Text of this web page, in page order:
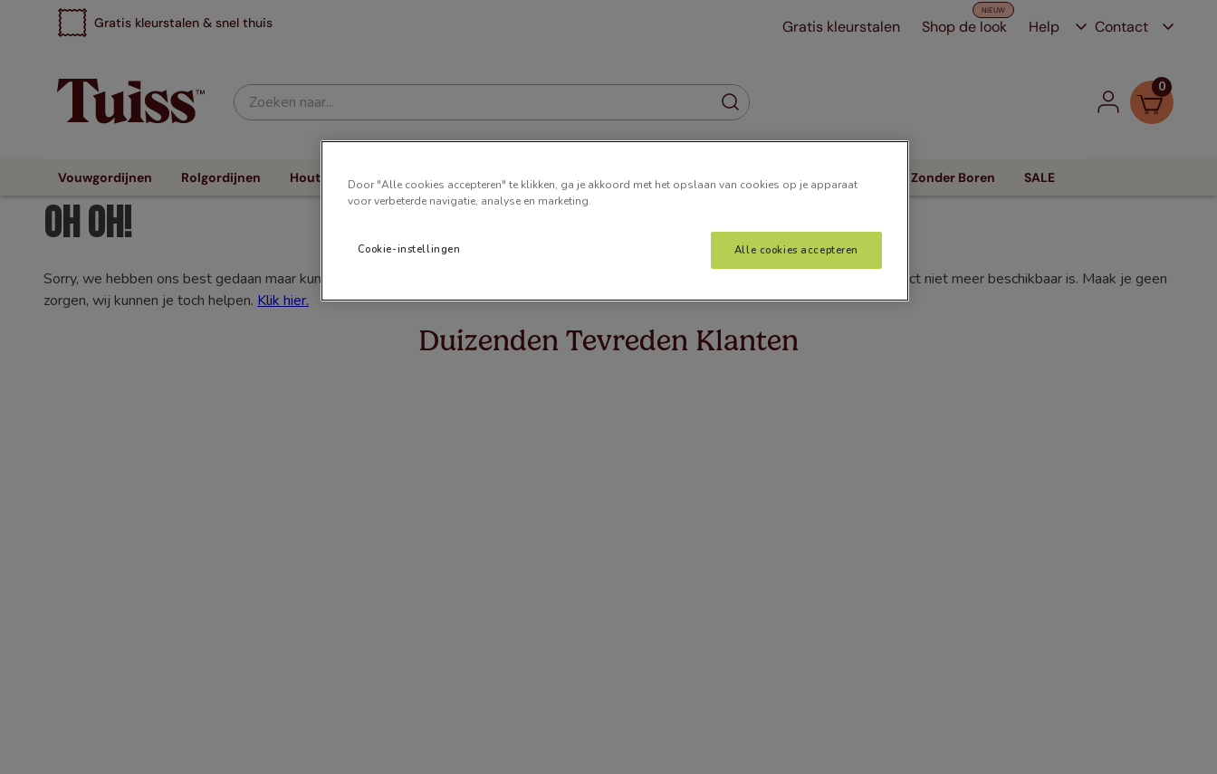
Gratis kleurstalen & snel thuis Gratis kleurstalen Shop de look Help Contact
Zoeken naar... 0
Vouwgordijnen Rolgordijnen Houten Jaloezieën Gordijnen Plisségordijnen Jaloezieën Horren Zonwering Zonder Boren SALE
Oh oh!
Sorry, we hebben ons best gedaan maar kunnen niet vinden wat u zoekt. Het kan zijn dat we de pagina hebben verplaatst of dat het product niet meer beschikbaar is. Maak je geen
zorgen, wij kunnen je toch helpen. Klik hier.
Duizenden Tevreden Klanten
Door "Alle cookies accepteren" te klikken, ga je akkoord met het opslaan van cookies op je apparaat
voor verbeterde navigatie, analyse en marketing.
Cookie-instellingen Alle cookies accepteren